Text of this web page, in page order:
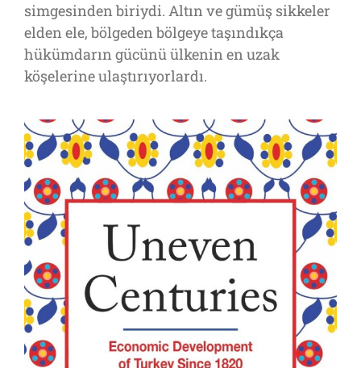
simgesinden biriydi. Altın ve gümüş sikkeler
elden ele, bölgeden bölgeye taşındıkça
hükümdarın gücünü ülkenin en uzak
köşelerine ulaştırıyorlardı.